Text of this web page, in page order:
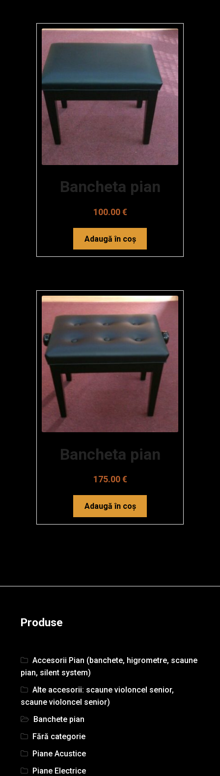
Bancheta pian
100.00€
Adaugă în coș
Bancheta pian
175.00€
Adaugă în coș
Produse
Accesorii Pian (banchete, higrometre, scaune
pian, silent system)
Alte accesorii: scaune violoncel senior,
scaune violoncel senior)
Banchete pian
Fără categorie
Piane Acustice
Piane Electrice